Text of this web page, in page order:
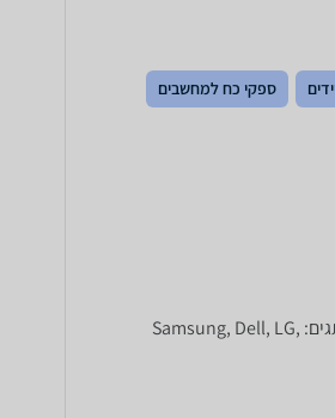
ספקי כח למחשבים
זקוקים למסך מחשב? ב-zap השוואת מחירים תוכלו למצוא מאות דגמים של מסכי LED למחשב בכל הגדלים: 24, 27, 32 ואף 34 אינץ' בשלל רזולוציות של מיטב המותגים: Samsung, Dell, LG,